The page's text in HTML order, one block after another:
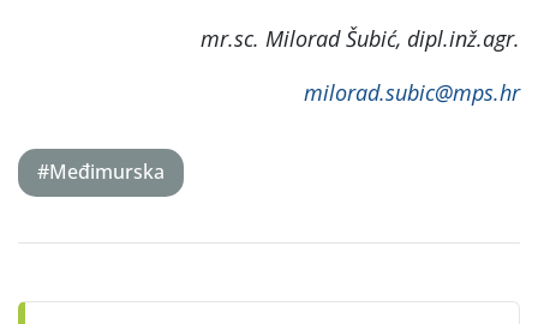
mr.sc. Milorad Šubić, dipl.inž.agr.
milorad.subic@mps.hr
#Međimurska
navigation